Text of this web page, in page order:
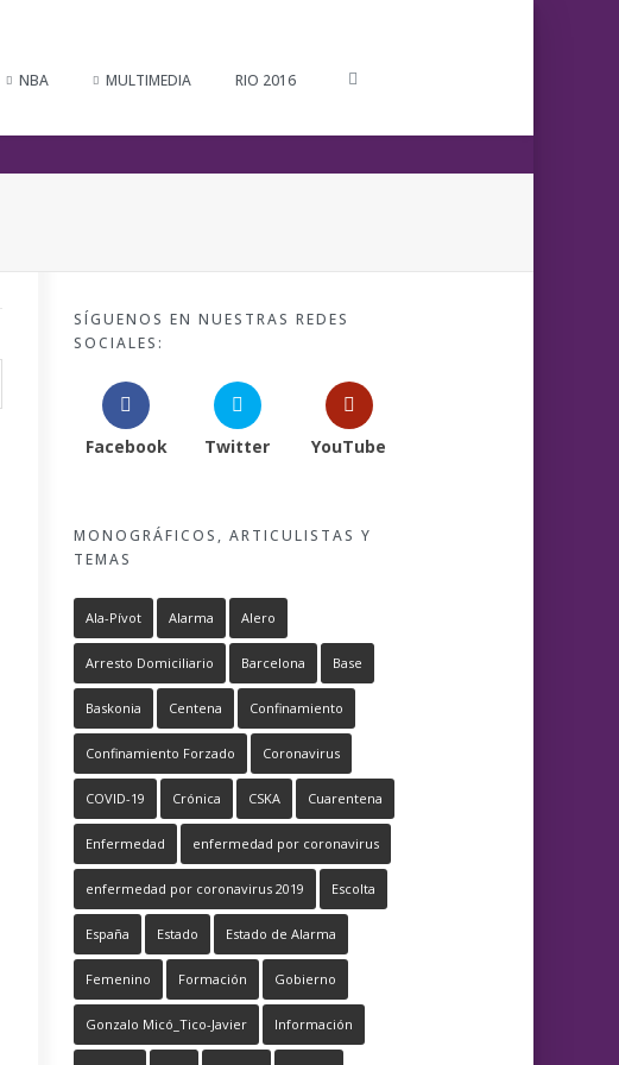
NBA MULTIMEDIA RIO 2016
SÍGUENOS EN NUESTRAS REDES
SOCIALES:
Facebook Twitter YouTube
MONOGRÁFICOS, ARTICULISTAS Y
TEMAS
Ala-Pívot Alarma Alero
Arresto Domiciliario Barcelona Base
Baskonia Centena Confinamiento
Confinamiento Forzado Coronavirus
COVID-19 Crónica CSKA Cuarentena
Enfermedad enfermedad por coronavirus
enfermedad por coronavirus 2019 Escolta
España Estado Estado de Alarma
Femenino Formación Gobierno
Gonzalo Micó_Tico-Javier Información